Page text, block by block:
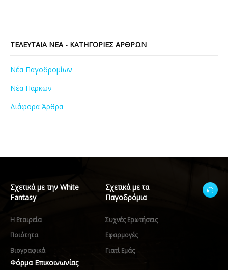
ΤΕΛΕΥΤΑΊΑ ΝΈΑ - ΚΑΤΗΓΟΡΊΕΣ ΆΡΘΡΩΝ
Νέα Παγοδρομίων
Νέα Πάρκων
Διάφορα Άρθρα
Σχετικά με την White
Fantasy
Η Εταιρεία
Ποιότητα
Βιογραφικά
Σχετικά με τα
Παγοδρόμια
Συχνές Ερωτήσεις
Εφαρμογές
Γιατί Εμάς
Φόρμα Επικοινωνίας